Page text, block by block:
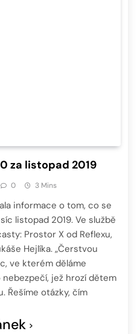
za listopad 2019
0 3 Mins
informace o tom, co se
listopad 2019. Ve službě
Prostor X od Reflexu,
Hejlíka. „Čerstvou
ve kterém děláme
jež hrozí dětem
Řešíme otázky, čím